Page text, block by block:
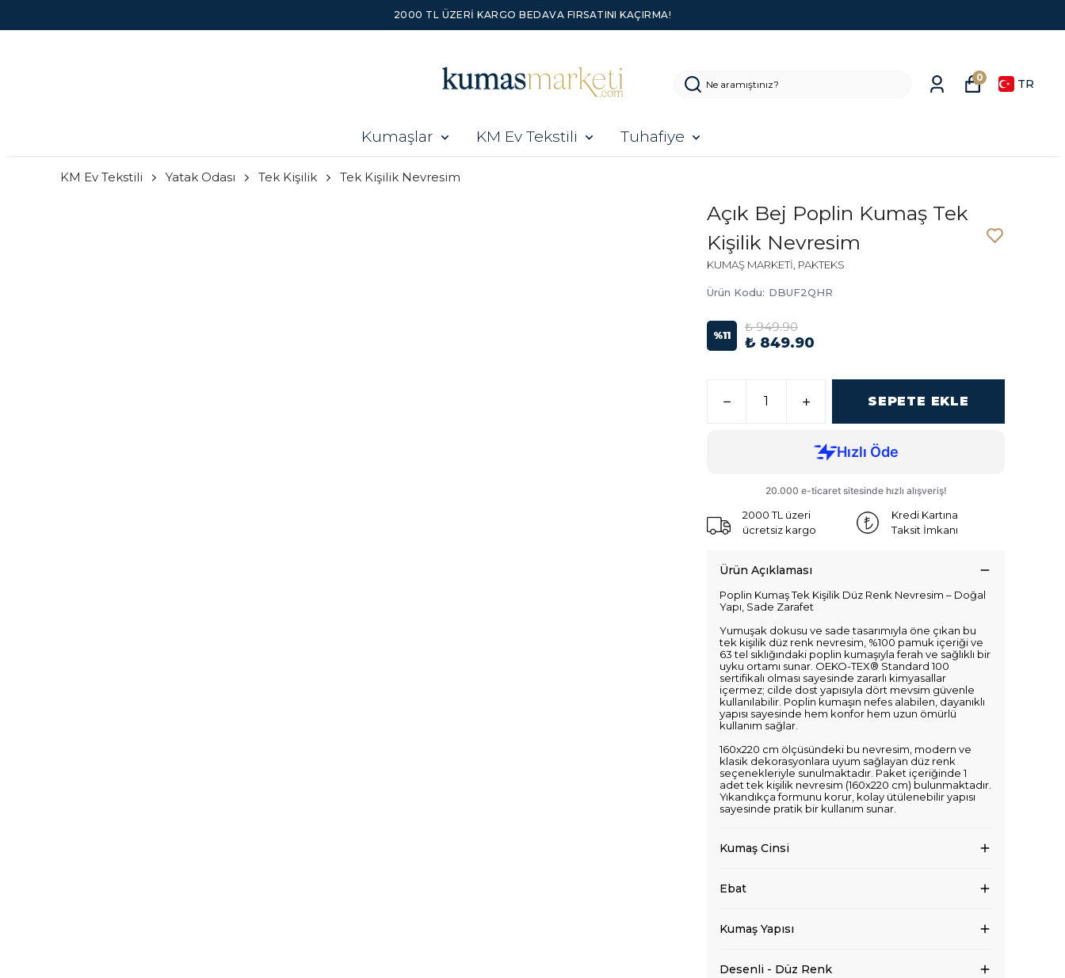
2000 TL ÜZERI KARGO BEDAVA FIRSATINI KAÇIRMA!
Kumaşlar KM Ev Tekstili Tuhafiye
0 TR
KM Ev Tekstili Yatak Odası Tek Kişilik Tek Kişilik Nevresim
Açık Bej Poplin Kumaş Tek
Kişilik Nevresim
KUMAŞ MARKETİ, PAKTEKS
Ürün Kodu: DBUF2QHR
%11
₺ 949.90
₺ 849.90
SEPETE EKLE
2000 TL üzeri
ücretsiz kargo
Kredi Kartına
Taksit İmkanı
Ürün Açıklaması
Poplin Kumaş Tek Kişilik Düz Renk Nevresim – Doğal
Yapı, Sade Zarafet
Yumuşak dokusu ve sade tasarımıyla öne çıkan bu
tek kişilik düz renk nevresim, %100 pamuk içeriği ve
63 tel sıklığındaki poplin kumaşıyla ferah ve sağlıklı bir
uyku ortamı sunar. OEKO-TEX® Standard 100
sertifikalı olması sayesinde zararlı kimyasallar
içermez; cilde dost yapısıyla dört mevsim güvenle
kullanılabilir. Poplin kumaşın nefes alabilen, dayanıklı
yapısı sayesinde hem konfor hem uzun ömürlü
kullanım sağlar.
160x220 cm ölçüsündeki bu nevresim, modern ve
klasik dekorasyonlara uyum sağlayan düz renk
seçenekleriyle sunulmaktadır. Paket içeriğinde 1
adet tek kişilik nevresim (160x220 cm) bulunmaktadır.
Yıkandıkça formunu korur, kolay ütülenebilir yapısı
sayesinde pratik bir kullanım sunar.
Kumaş Cinsi
Ebat
Kumaş Yapısı
Desenli - Düz Renk